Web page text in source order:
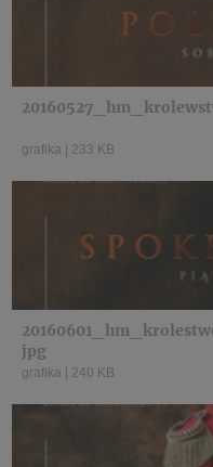
grafika 233 KB
jpg
grafika 240 KB